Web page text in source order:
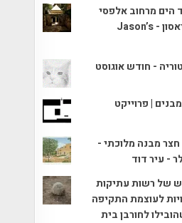
הים מרחוב אלפסי
10 (קבר יאסון - Jason’s
- חודש אוגוסט
| פרוייקט
מבנה מלוכתי -
- עיר דוד
של רשות עתיקות
לעוצמת התקיפה
לחורבן בית